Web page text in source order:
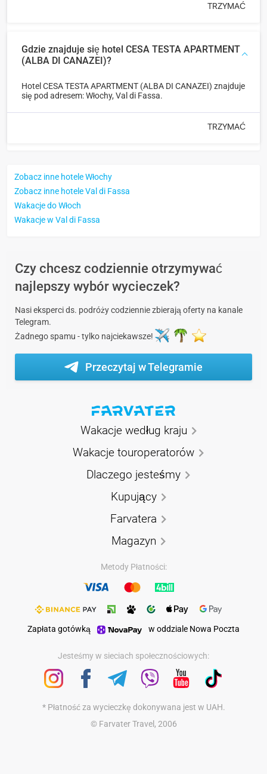
TRZYMAĆ
Gdzie znajduje się hotel CESA TESTA APARTMENT
(ALBA DI CANAZEI)?
Hotel CESA TESTA APARTMENT (ALBA DI CANAZEI) znajduje
się pod adresem: Włochy, Val di Fassa.
TRZYMAĆ
Zobacz inne hotele Włochy
Zobacz inne hotele Val di Fassa
Wakacje do Włoch
Wakacje w Val di Fassa
Czy chcesz codziennie otrzymywać
najlepszy wybór wycieczek?
Nasi eksperci ds. podróży codziennie zbierają oferty na kanale
Telegram.
Żadnego spamu - tylko najciekawsze!
Przeczytaj w Telegramie
Wakacje według kraju
Wakacje touroperatorów
Dlaczego jesteśmy
Kupujący
Farvatera
Magazyn
Metody Płatności:
Zapłata gotówką w oddziale Nowa Poczta
Jesteśmy w sieciach społecznościowych:
* Płatność za wycieczkę dokonywana jest w UAH.
© Farvater Travel, 2006